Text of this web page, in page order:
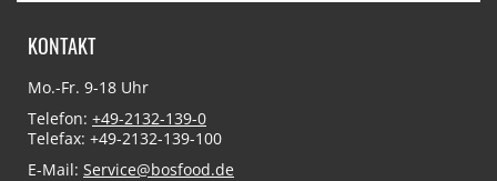
KONTAKT
Mo.-Fr. 9-18 Uhr
Telefon: +49-2132-139-0
Telefax: +49-2132-139-100
E-Mail: Service@bosfood.de